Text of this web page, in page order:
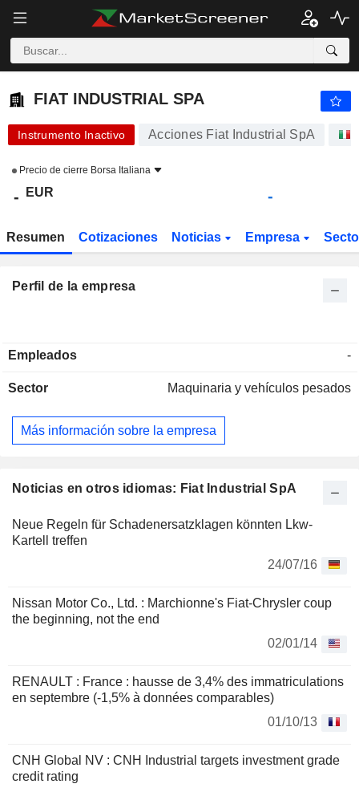
FIAT INDUSTRIAL SPA
FIAT INDUSTRIAL SPA
Instrumento Inactivo Acciones Fiat Industrial SpA
Precio de cierre Borsa Italiana
- EUR -
Resumen Cotizaciones Noticias Empresa
Noticias en otros idiomas: Fiat Industrial SpA
Neue Regeln für Schadenersatzklagen könnten Lkw-
Kartell treffen
24/07/16
Nissan Motor Co., Ltd. : Marchionne's Fiat-Chrysler coup
the beginning, not the end
02/01/14
RENAULT : France : hausse de 3,4% des immatriculations
en septembre (-1,5% à données comparables)
01/10/13
CNH Global NV : CNH Industrial targets investment grade
credit rating
Perfil de la empresa
Empleados -
Sector Maquinaria y vehículos pesados
Más información sobre la empresa